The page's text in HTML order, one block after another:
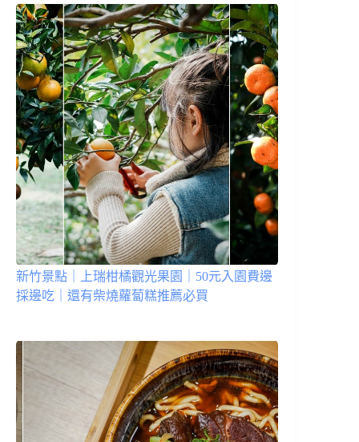
新竹景點｜上瑞柑橘觀光果園｜50元入園費邊
採邊吃｜還有柴燒蘿蔔糕推薦必買